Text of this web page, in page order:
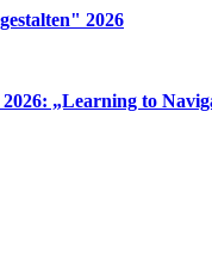
2026
„Learning to